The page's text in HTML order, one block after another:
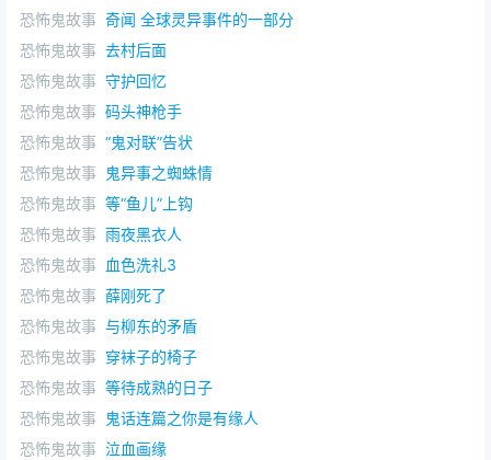
恐怖鬼故事 奇闻 全球灵异事件的一部分
恐怖鬼故事 去村后面
恐怖鬼故事 守护回忆
恐怖鬼故事 码头神枪手
恐怖鬼故事 “鬼对联”告状
恐怖鬼故事 鬼异事之蜘蛛情
恐怖鬼故事 等“鱼儿”上钩
恐怖鬼故事 雨夜黑衣人
恐怖鬼故事 血色洗礼3
恐怖鬼故事 薛刚死了
恐怖鬼故事 与柳东的矛盾
恐怖鬼故事 穿袜子的椅子
恐怖鬼故事 等待成熟的日子
恐怖鬼故事 鬼话连篇之你是有缘人
恐怖鬼故事 泣血画缘